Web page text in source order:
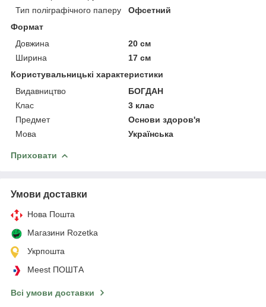
Тип поліграфічного паперу
Офсетний
Формат
Довжина
20 см
Ширина
17 см
Користувальницькі характеристики
Видавництво
БОГДАН
Клас
3 клас
Предмет
Основи здоров'я
Мова
Українська
Приховати
Умови доставки
Нова Пошта
Магазини Rozetka
Укрпошта
Meest ПОШТА
Всі умови доставки